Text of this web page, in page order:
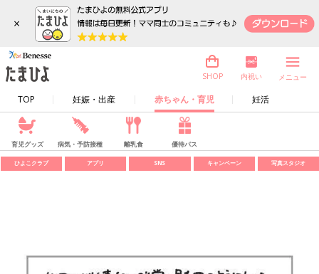
×
TOP 妊娠・出産 赤ちゃん・育児 妊活
SHOP 内祝い メニュー
育児グッズ 病気・予防接種 離乳食 優待パス
ひよこクラブ アプリ SNS キャンペーン 写真スタジオ